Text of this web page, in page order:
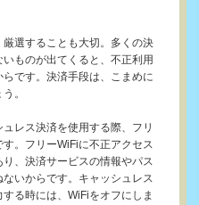
選することも大切。多くの決
ものが出てくると、不正利用
です。決済手段は、こまめに
。
レス決済を使用する際、フリ
。フリーWiFiに不正アクセス
、決済サービスの情報やパス
いからです。キャッシュレス
る時には、WiFiをオフにしま